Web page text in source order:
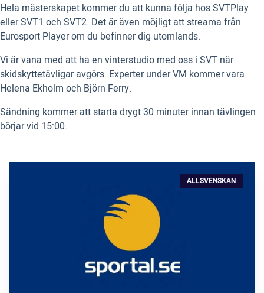
Hela mästerskapet kommer du att kunna följa hos SVTPlay
eller SVT1 och SVT2. Det är även möjligt att streama från
Eurosport Player om du befinner dig utomlands.
Vi är vana med att ha en vinterstudio med oss i SVT när
skidskyttetävligar avgörs. Experter under VM kommer vara
Helena Ekholm och Björn Ferry.
Sändning kommer att starta drygt 30 minuter innan tävlingen
börjar vid 15:00.
ALLSVENSKAN